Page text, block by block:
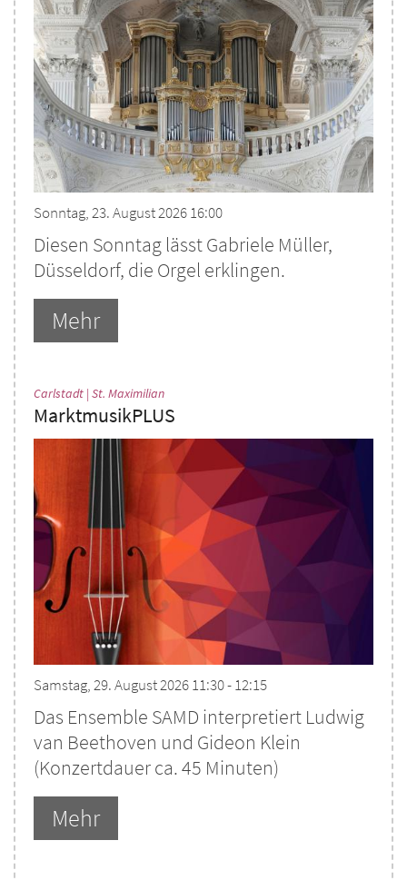
Sonntag, 23. August 2026 16:00
Diesen Sonntag lässt Gabriele Müller,
Düsseldorf, die Orgel erklingen.
Mehr
Carlstadt | St. Maximilian:
MarktmusikPLUS
Samstag, 29. August 2026 11:30 - 12:15
Das Ensemble SAMD interpretiert Ludwig
van Beethoven und Gideon Klein
(Konzertdauer ca. 45 Minuten)
Mehr